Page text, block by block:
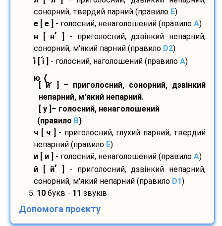
сонорний, твердий парний (правило E)
е [ е ]
- голосний, ненаголошений (правило A)
н [ н’
- приголосний, дзвінкий непарний,
сонорний, м'який парний (правило D2)
і [ і - голосний, наголошений (правило A)
ю ⟨
[ й’ ] – приголосний, сонорний, дзвінкий
непарний, м'який непарний.
[ у ]– голосний, ненаголошений
(правило B)
ч [ ч ]
- приголосний, глухий парний, твердий
непарний (правило E)
и [ и ]
- голосний, ненаголошений (правило A)
й [ й’
- приголосний, дзвінкий непарний,
сонорний, м'який непарний (правило D1)
5. 10 букв - 11 звуків
Допомога проєкту